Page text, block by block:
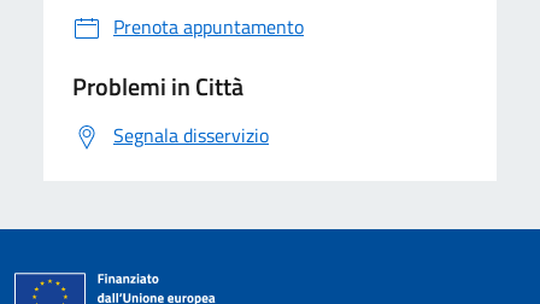
Prenota appuntamento
Problemi in Città
Segnala disservizio